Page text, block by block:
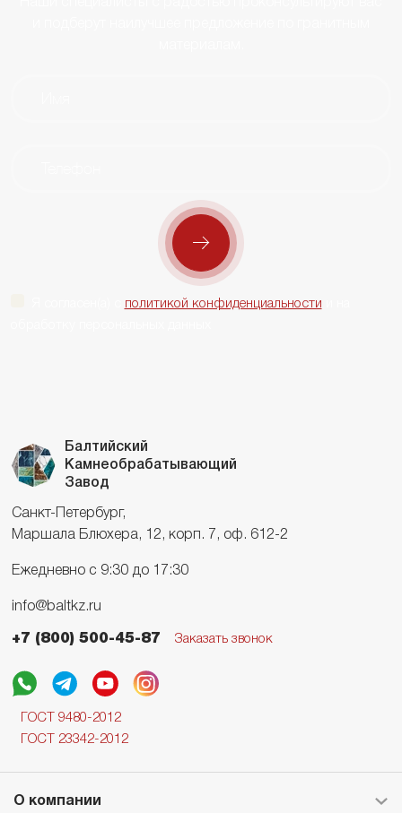
политикой конфиденциальности
Балтийский
Камнеобрабатывающий
Завод
Санкт-Петербург,
Маршала Блюхера, 12, корп. 7, оф. 612-2
Ежедневно с 9:30 до 17:30
info@baltkz.ru
+7 (800) 500-45-87 Заказать звонок
ГОСТ 9480-2012
ГОСТ 23342-2012
О компании